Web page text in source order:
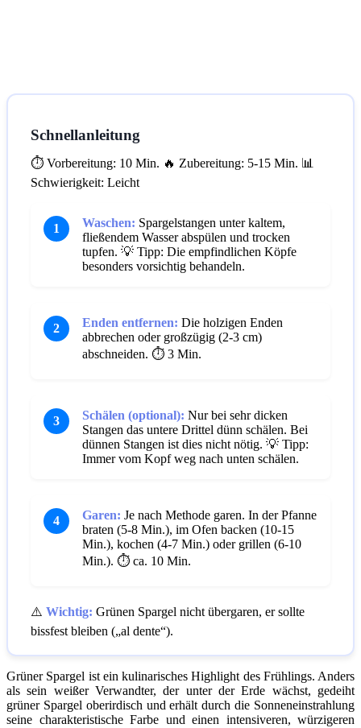
Schnellanleitung
⏱️ Vorbereitung: 10 Min. 🔥 Zubereitung: 5-15 Min. 📊
Schwierigkeit: Leicht
1 Waschen: Spargelstangen unter kaltem,
fließendem Wasser abspülen und trocken
tupfen. 💡 Tipp: Die empfindlichen Köpfe
besonders vorsichtig behandeln.
2 Enden entfernen: Die holzigen Enden
abbrechen oder großzügig (2-3 cm)
abschneiden. ⏱️ 3 Min.
3 Schälen (optional): Nur bei sehr dicken
Stangen das untere Drittel dünn schälen. Bei
dünnen Stangen ist dies nicht nötig. 💡 Tipp:
Immer vom Kopf weg nach unten schälen.
4 Garen: Je nach Methode garen. In der Pfanne
braten (5-8 Min.), im Ofen backen (10-15
Min.), kochen (4-7 Min.) oder grillen (6-10
Min.). ⏱️ ca. 10 Min.
⚠️ Wichtig: Grünen Spargel nicht übergaren, er sollte
bissfest bleiben („al dente“).
Grüner Spargel ist ein kulinarisches Highlight des Frühlings. Anders
als sein weißer Verwandter, der unter der Erde wächst, gedeiht
grüner Spargel oberirdisch und erhält durch die Sonneneinstrahlung
seine charakteristische Farbe und einen intensiveren, würzigeren